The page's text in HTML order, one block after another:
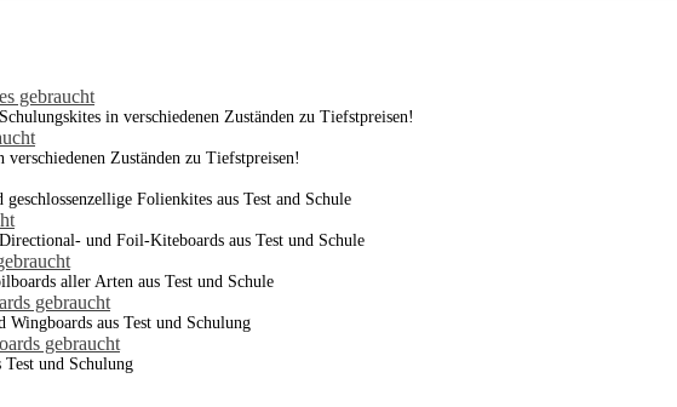
gebraucht
in verschiedenen Zuständen zu Tiefstpreisen!
verschiedenen Zuständen zu Tiefstpreisen!
geschlossenzellige Folienkites aus Test and Schule
und Foil-Kiteboards aus Test und Schule
aller Arten aus Test und Schule
gebraucht
Wingboards aus Test und Schulung
gebraucht
Test und Schulung